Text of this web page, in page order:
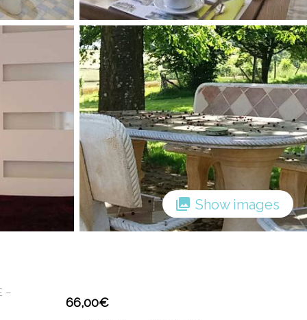
Show images
–
66,00€